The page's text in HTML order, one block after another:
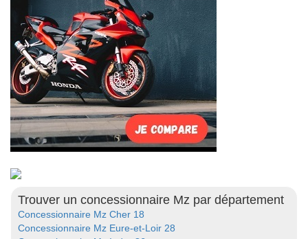
Trouver un concessionnaire Mz par département
Concessionnaire Mz Cher 18
Concessionnaire Mz Eure-et-Loir 28